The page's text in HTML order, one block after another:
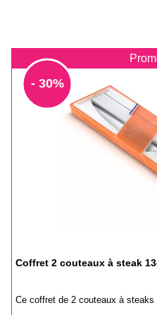
- 30%
Coffret 2 couteaux à steak
Ce coffret de 2 couteaux à